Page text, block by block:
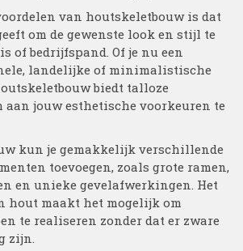
van houtskeletbouw is dat
om de gewenste look en stijl te
of bedrijfspand. Of je nu een
landelijke of minimalistische
biedt talloze
aan jouw esthetische voorkeuren te
kun je gemakkelijk verschillende
toevoegen, zoals grote ramen,
en unieke gevelafwerkingen. Het
hout maakt het mogelijk om
te realiseren zonder dat er zware
zijn.